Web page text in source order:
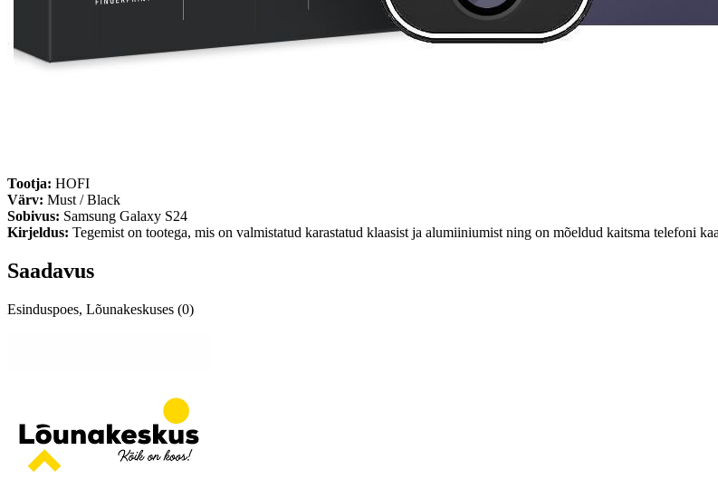
Tootja: HOFI
Värv: Must / Black
Sobivus: Samsung Galaxy S24
Kirjeldus: Tegemist on tootega, mis on valmistatud karastatud klaasist ja alumiiniumist ning on mõeldud kaitsma telefoni
Saadavus
Esinduspoes, Lõunakeskuses (0)